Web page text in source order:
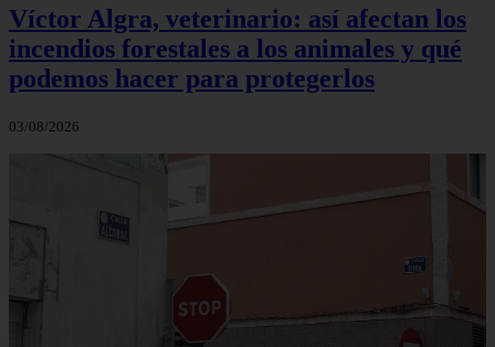
Víctor Algra, veterinario: así afectan los
incendios forestales a los animales y qué
podemos hacer para protegerlos
03/08/2026